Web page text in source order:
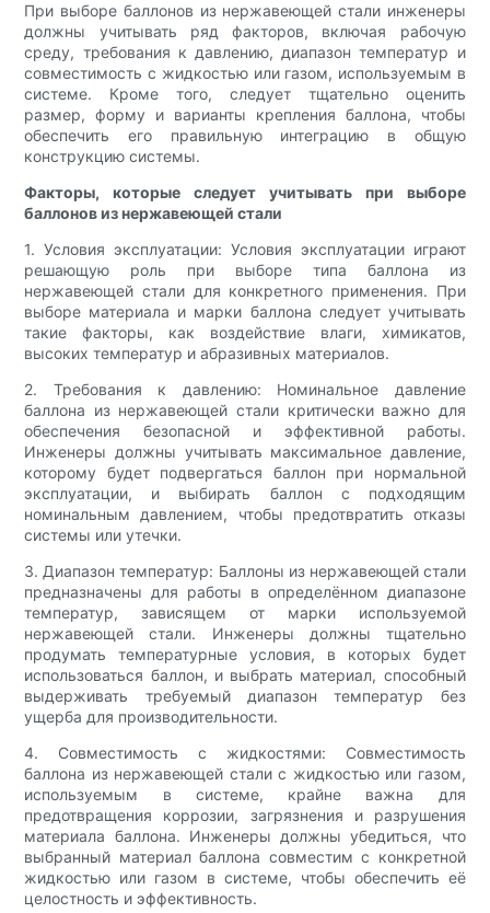
При выборе баллонов из нержавеющей стали инженеры
должны учитывать ряд факторов, включая рабочую
среду, требования к давлению, диапазон температур и
совместимость с жидкостью или газом, используемым в
системе. Кроме того, следует тщательно оценить
размер, форму и варианты крепления баллона, чтобы
обеспечить его правильную интеграцию в общую
конструкцию системы.
Факторы, которые следует учитывать при выборе
баллонов из нержавеющей стали
1. Условия эксплуатации: Условия эксплуатации играют
решающую роль при выборе типа баллона из
нержавеющей стали для конкретного применения. При
выборе материала и марки баллона следует учитывать
такие факторы, как воздействие влаги, химикатов,
высоких температур и абразивных материалов.
2. Требования к давлению: Номинальное давление
баллона из нержавеющей стали критически важно для
обеспечения безопасной и эффективной работы.
Инженеры должны учитывать максимальное давление,
которому будет подвергаться баллон при нормальной
эксплуатации, и выбирать баллон с подходящим
номинальным давлением, чтобы предотвратить отказы
системы или утечки.
3. Диапазон температур: Баллоны из нержавеющей стали
предназначены для работы в определённом диапазоне
температур, зависящем от марки используемой
нержавеющей стали. Инженеры должны тщательно
продумать температурные условия, в которых будет
использоваться баллон, и выбрать материал, способный
выдерживать требуемый диапазон температур без
ущерба для производительности.
4. Совместимость с жидкостями: Совместимость
баллона из нержавеющей стали с жидкостью или газом,
используемым в системе, крайне важна для
предотвращения коррозии, загрязнения и разрушения
материала баллона. Инженеры должны убедиться, что
выбранный материал баллона совместим с конкретной
жидкостью или газом в системе, чтобы обеспечить её
целостность и эффективность.